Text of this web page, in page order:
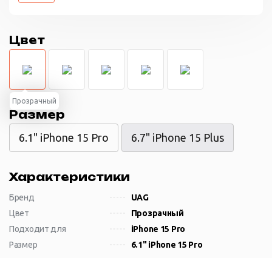
Цвет
Прозрачный
Размер
6.1" iPhone 15 Pro 6.7" iPhone 15 Plus
Характеристики
Бренд
UAG
Цвет
Прозрачный
Подходит для
iPhone 15 Pro
Размер
6.1" iPhone 15 Pro